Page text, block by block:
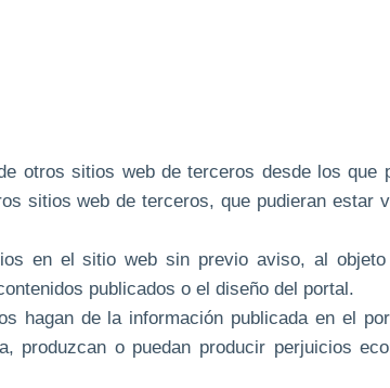
otros sitios web de terceros desde los que
sitios web de terceros, que pudieran estar
en el sitio web sin previo aviso, al
publicados o el diseño del portal.
hagan de la información publicada en el
o puedan producir perjuicios